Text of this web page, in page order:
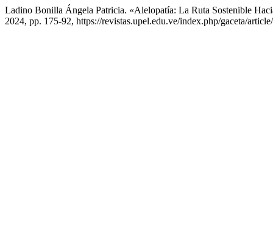
Ladino Bonilla Ángela Patricia. «Alelopatía: La Ruta Sostenible
2024, pp. 175-92, https://revistas.upel.edu.ve/index.php/gaceta/